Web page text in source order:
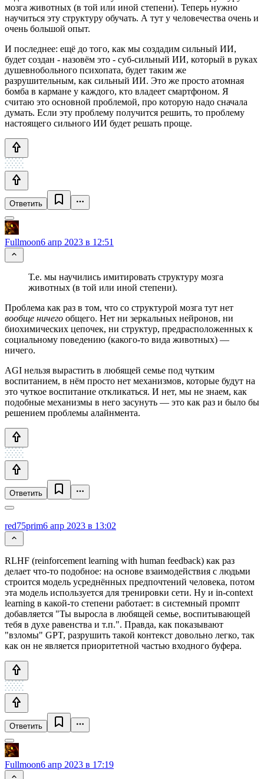
мозга животных (в той или иной степени). Теперь нужно
научиться эту структуру обучать. А тут у человечества очень и
очень большой опыт.
И последнее: ещё до того, как мы создадим сильный ИИ,
будет создан - назовём это - суб-сильный ИИ, который в руках
душевнобольного психопата, будет таким же
разрушительным, как сильный ИИ. Это же просто атомная
бомба в кармане у каждого, кто владеет смартфоном. Я
считаю это основной проблемой, про которую надо сначала
думать. Если эту проблему получится решить, то проблему
настоящего сильного ИИ будет решать проще.
Ответить
Fullmoon6 апр 2023 в 12:51
Т.е. мы научились имитировать структуру мозга
животных (в той или иной степени).
Проблема как раз в том, что со структурой мозга тут нет
вообще ничего общего. Нет ни зеркальных нейронов, ни
биохимических цепочек, ни структур, предрасположенных к
социальному поведению (какого-то вида животных) —
ничего.
AGI нельзя вырастить в любящей семье под чутким
воспитанием, в нём просто нет механизмов, которые будут на
это чуткое воспитание откликаться. И нет, мы не знаем, как
подобные механизмы в него засунуть — это как раз и было бы
решением проблемы алайнмента.
Ответить
red75prim6 апр 2023 в 13:02
RLHF (reinforcement learning with human feedback) как раз
делает что-то подобное: на основе взаимодействия с людьми
строится модель усреднённых предпочтений человека, потом
эта модель используется для тренировки сети. Ну и in-context
learning в какой-то степени работает: в системный промпт
добавляется "Ты выросла в любящей семье, воспитывающей
тебя в духе равенства и т.п.". Правда, как показывают
"взломы" GPT, разрушить такой контекст довольно легко, так
как он не является приоритетной частью входного буфера.
Ответить
Fullmoon6 апр 2023 в 17:19